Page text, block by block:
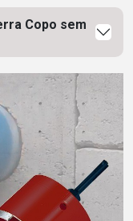
Copo sem